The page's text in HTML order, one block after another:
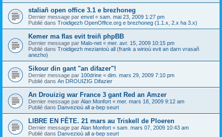
staliañ open office 3.1 e brezhoneg
Dernier message par envel « sam. mai 23, 2009 1:27 pm
Publié dans Troidigezh OpenOffice.org e brezhoneg (1.1.x, 2.x ha 3.x)
Kemer ma flas evit treiñ phpBB
Dernier message par Malo-net « mer. avr. 15, 2009 10:15 pm
Publié dans Troidigezh meziantoù all (frank a wirioù evit an darn vrasañ
anezho)
Sikour din gant "an difazer"!
Dernier message par 100drine « dim. mars 29, 2009 7:10 pm
Publié dans An DROUIZIG Difazier
An Drouizig war France 3 gant Red an Amzer
Dernier message par Alan Monfort « mer. mars 18, 2009 9:12 am
Publié dans Danvezioù all a-bep seurt
LIBRE EN FÊTE. 21 mars au Triskell de Ploeren
Dernier message par Alan Monfort « sam. mars 07, 2009 10:43 am
Publié dans Danvezioù all a-bep seurt